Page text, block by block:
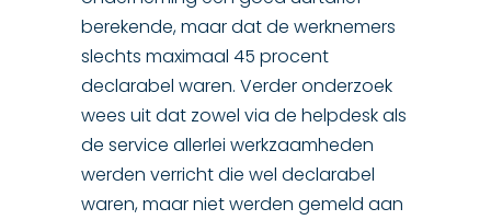
berekende, maar dat de werknemers
slechts maximaal 45 procent
declarabel waren. Verder onderzoek
wees uit dat zowel via de helpdesk als
de service allerlei werkzaamheden
werden verricht die wel declarabel
waren, maar niet werden gemeld aan